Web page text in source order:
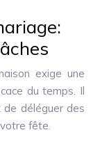
exige une
du temps. Il
de déléguer des
fête.